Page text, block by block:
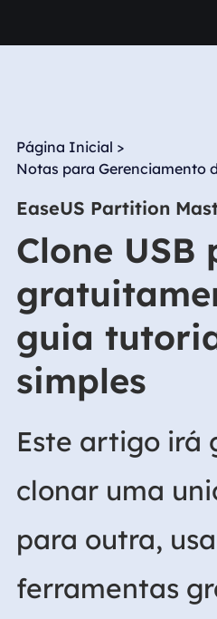
Página Inicial >
Notas para Gerenciamento
EaseUS Partition
Clone USB
guia
simples
Este artigo irá
clonar uma
para outra,
ferramentas